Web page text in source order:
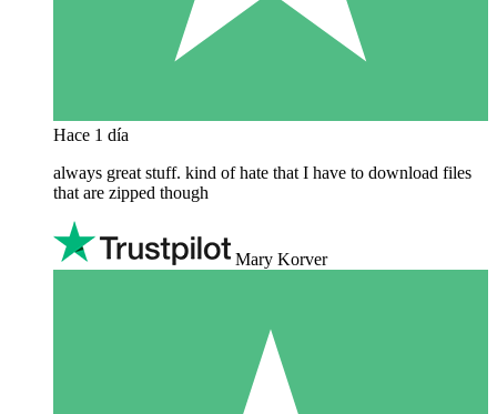
Hace 1 día
always great stuff. kind of hate that I have to download files
that are zipped though
Mary Korver